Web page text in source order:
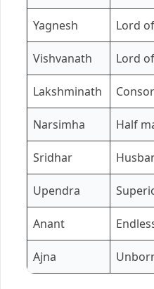
Yagnesh Lord
Vishvanath Lord
Lakshminath
Narsimha Half
Sridhar
Upendra
Anant
Ajna